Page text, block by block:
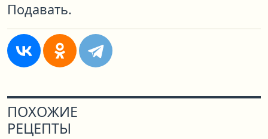
Подавать.
ПОХОЖИЕ
РЕЦЕПТЫ